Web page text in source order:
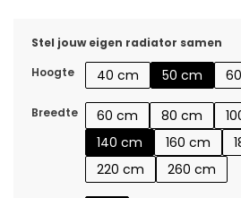
Stel jouw eigen radiator samen
Hoogte
40 cm 50 cm
Breedte 60 cm 80 cm
140 cm
160 cm
220 cm
260 cm